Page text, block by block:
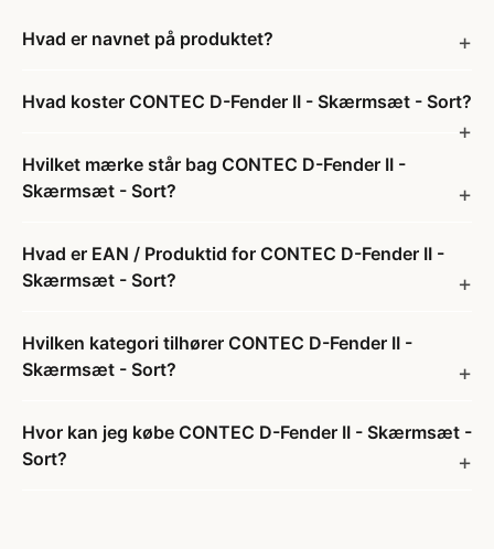
Hvad er navnet på produktet?
Hvad koster CONTEC D-Fender II - Skærmsæt - Sort?
Hvilket mærke står bag CONTEC D-Fender II -
Skærmsæt - Sort?
Hvad er EAN / Produktid for CONTEC D-Fender II -
Skærmsæt - Sort?
Hvilken kategori tilhører CONTEC D-Fender II -
Skærmsæt - Sort?
Hvor kan jeg købe CONTEC D-Fender II - Skærmsæt -
Sort?